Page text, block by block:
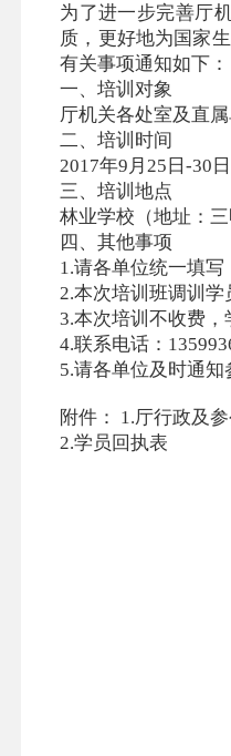
为了进一步完善厅
质，更好地为国家
有关事项通知如下：
一、培训对象
厅机关各处室及直
二、培训时间
2017年9月25日-30
三、培训地点
林业学校（地址：三
四、其他事项
1.请各单位统一填
2.本次培训班调训
3.本次培训不收费，
4.联系电话：
5.请各单位及时通知
附件： 1.厅行政及
2.学员回执表